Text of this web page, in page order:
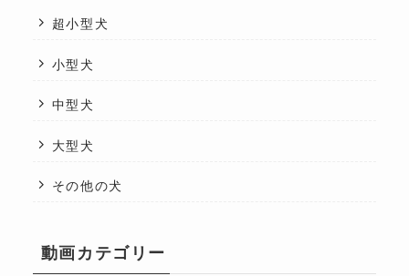
超小型犬
小型犬
中型犬
大型犬
その他の犬
動画カテゴリー